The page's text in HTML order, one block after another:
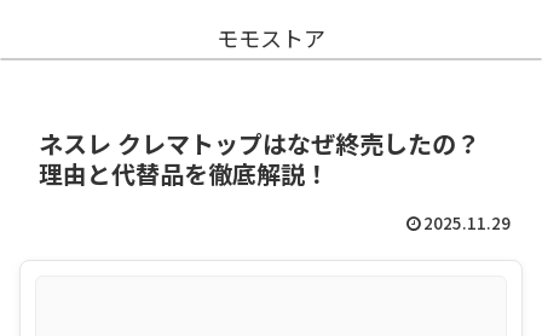
モモストア
ネスレ クレマトップはなぜ終売したの？
理由と代替品を徹底解説！
2025.11.29